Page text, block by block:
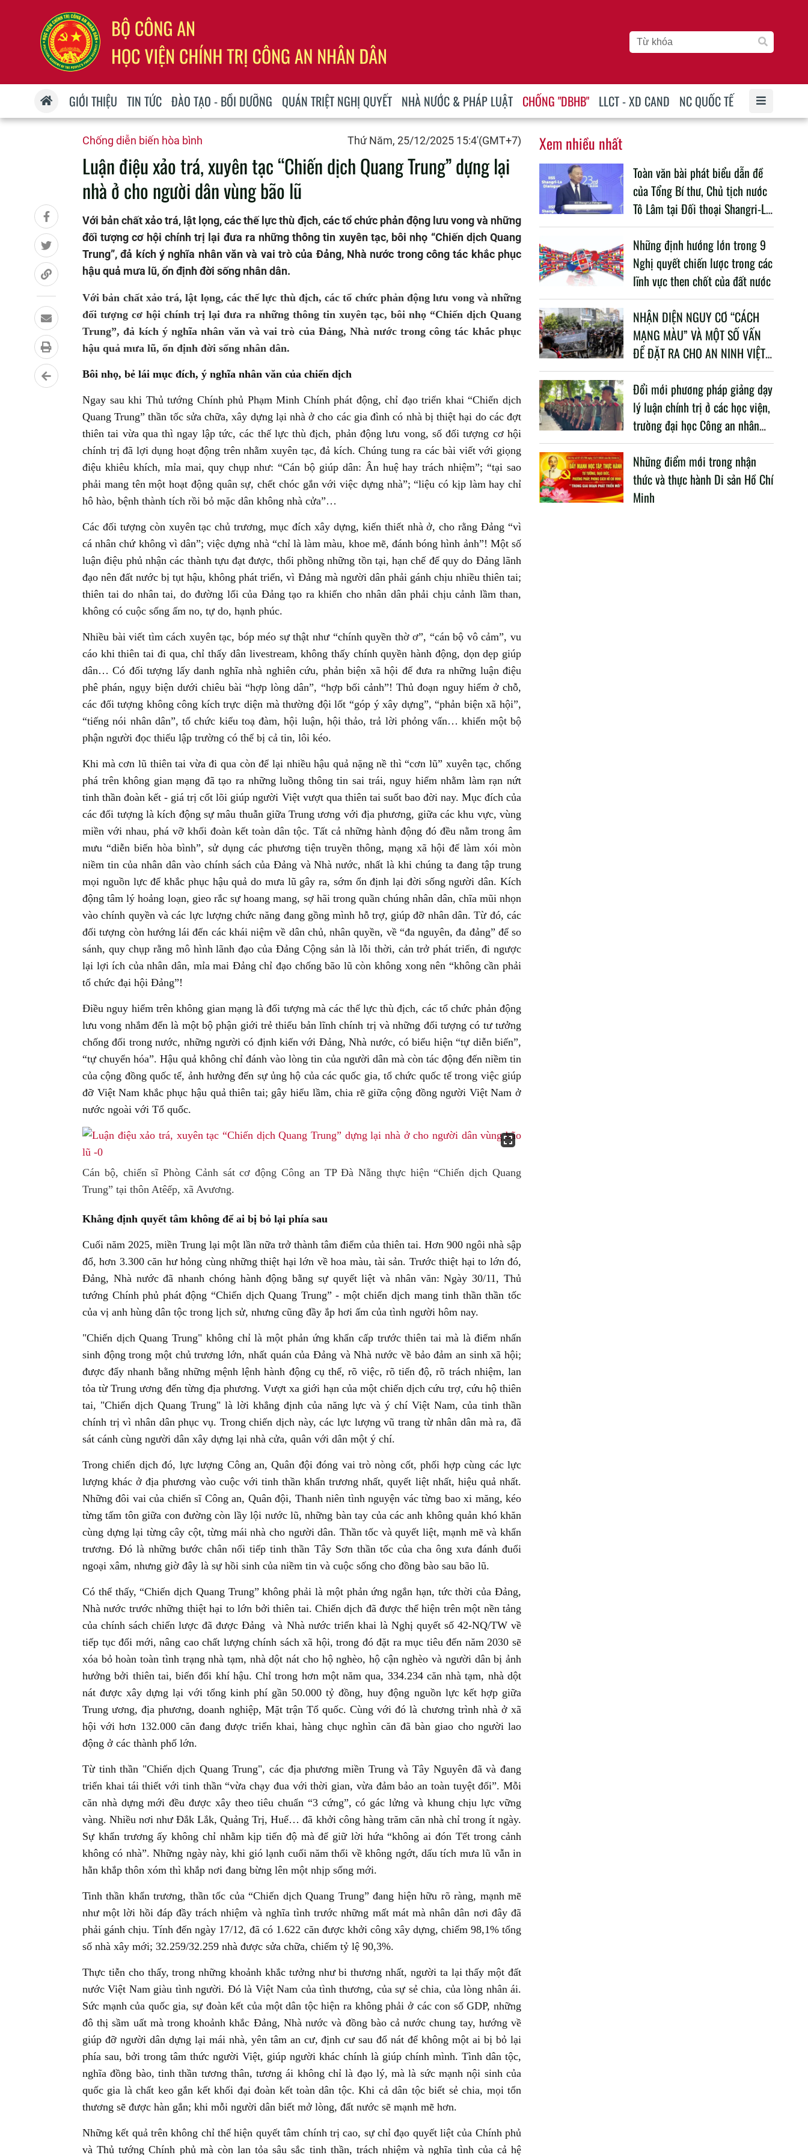
GIỚI THIỆU TIN TỨC ĐÀO TẠO - BỒI DƯỠNG QUÁN TRIỆT NGHỊ QUYẾT NHÀ NƯỚC & PHÁP LUẬT CHỐNG "DBHB" LLCT - XD CAND NC QUỐC TẾ
Chống diễn biến hòa bình Thứ Năm, 25/12/2025 15:4'(GMT+7)
Luận điệu xảo trá, xuyên tạc “Chiến dịch Quang Trung” dựng lại
nhà ở cho người dân vùng bão lũ
Với bản chất xảo trá, lật lọng, các thế lực thù địch, các tổ chức phản động lưu vong và những
đối tượng cơ hội chính trị lại đưa ra những thông tin xuyên tạc, bôi nhọ “Chiến dịch Quang
Trung”, đả kích ý nghĩa nhân văn và vai trò của Đảng, Nhà nước trong công tác khắc phục
hậu quả mưa lũ, ổn định đời sống nhân dân.
Với bản chất xảo trá, lật lọng, các thế lực thù địch, các tổ chức phản động lưu vong và những
đối tượng cơ hội chính trị lại đưa ra những thông tin xuyên tạc, bôi nhọ “Chiến dịch Quang
Trung”, đả kích ý nghĩa nhân văn và vai trò của Đảng, Nhà nước trong công tác khắc phục
hậu quả mưa lũ, ổn định đời sống nhân dân.
Bôi nhọ, bẻ lái mục đích, ý nghĩa nhân văn của chiến dịch
Ngay sau khi Thủ tướng Chính phủ Phạm Minh Chính phát động, chỉ đạo triển khai “Chiến dịch
Quang Trung” thần tốc sửa chữa, xây dựng lại nhà ở cho các gia đình có nhà bị thiệt hại do các đợt
thiên tai vừa qua thì ngay lập tức, các thế lực thù địch, phản động lưu vong, số đối tượng cơ hội
chính trị đã lợi dụng hoạt động trên nhằm xuyên tạc, đả kích. Chúng tung ra các bài viết với giọng
điệu khiêu khích, mỉa mai, quy chụp như: “Cán bộ giúp dân: Ân huệ hay trách nhiệm”; “tại sao
phải mang tên một hoạt động quân sự, chết chóc gắn với việc dựng nhà”; “liệu có kịp làm hay chỉ
hô hào, bệnh thành tích rồi bỏ mặc dân không nhà cửa”…
Các đối tượng còn xuyên tạc chủ trương, mục đích xây dựng, kiến thiết nhà ở, cho rằng Đảng “vì
cá nhân chứ không vì dân”; việc dựng nhà “chỉ là làm màu, khoe mẽ, đánh bóng hình ảnh”! Một số
luận điệu phủ nhận các thành tựu đạt được, thổi phồng những tồn tại, hạn chế để quy do Đảng lãnh
đạo nên đất nước bị tụt hậu, không phát triển, vì Đảng mà người dân phải gánh chịu nhiều thiên tai;
thiên tai do nhân tai, do đường lối của Đảng tạo ra khiến cho nhân dân phải chịu cảnh lầm than,
không có cuộc sống ấm no, tự do, hạnh phúc.
Nhiều bài viết tìm cách xuyên tạc, bóp méo sự thật như “chính quyền thờ ơ”, “cán bộ vô cảm”, vu
cáo khi thiên tai đi qua, chỉ thấy dân livestream, không thấy chính quyền hành động, dọn dẹp giúp
dân… Có đối tượng lấy danh nghĩa nhà nghiên cứu, phản biện xã hội để đưa ra những luận điệu
phê phán, ngụy biện dưới chiêu bài “hợp lòng dân”, “hợp bối cảnh”! Thủ đoạn nguy hiểm ở chỗ,
các đối tượng không công kích trực diện mà thường đội lốt “góp ý xây dựng”, “phản biện xã hội”,
“tiếng nói nhân dân”, tổ chức kiểu toạ đàm, hội luận, hội thảo, trả lời phỏng vấn… khiến một bộ
phận người đọc thiếu lập trường có thể bị cả tin, lôi kéo.
Khi mà cơn lũ thiên tai vừa đi qua còn để lại nhiều hậu quả nặng nề thì “cơn lũ” xuyên tạc, chống
phá trên không gian mạng đã tạo ra những luồng thông tin sai trái, nguy hiểm nhằm làm rạn nứt
tinh thần đoàn kết - giá trị cốt lõi giúp người Việt vượt qua thiên tai suốt bao đời nay. Mục đích của
các đối tượng là kích động sự mâu thuẫn giữa Trung ương với địa phương, giữa các khu vực, vùng
miền với nhau, phá vỡ khối đoàn kết toàn dân tộc. Tất cả những hành động đó đều nằm trong âm
mưu “diễn biến hòa bình”, sử dụng các phương tiện truyền thông, mạng xã hội để làm xói mòn
niềm tin của nhân dân vào chính sách của Đảng và Nhà nước, nhất là khi chúng ta đang tập trung
mọi nguồn lực để khắc phục hậu quả do mưa lũ gây ra, sớm ổn định lại đời sống người dân. Kích
động tâm lý hoảng loạn, gieo rắc sự hoang mang, sợ hãi trong quần chúng nhân dân, chĩa mũi nhọn
vào chính quyền và các lực lượng chức năng đang gồng mình hỗ trợ, giúp đỡ nhân dân. Từ đó, các
đối tượng còn hướng lái đến các khái niệm về dân chủ, nhân quyền, về “đa nguyên, đa đảng” để so
sánh, quy chụp rằng mô hình lãnh đạo của Đảng Cộng sản là lỗi thời, cản trở phát triển, đi ngược
lại lợi ích của nhân dân, mỉa mai Đảng chỉ đạo chống bão lũ còn không xong nên “không cần phải
tổ chức đại hội Đảng”!
Điều nguy hiểm trên không gian mạng là đối tượng mà các thế lực thù địch, các tổ chức phản động
lưu vong nhắm đến là một bộ phận giới trẻ thiếu bản lĩnh chính trị và những đối tượng có tư tưởng
chống đối trong nước, những người có định kiến với Đảng, Nhà nước, có biểu hiện “tự diễn biến”,
“tự chuyển hóa”. Hậu quả không chỉ đánh vào lòng tin của người dân mà còn tác động đến niềm tin
của cộng đồng quốc tế, ảnh hưởng đến sự ủng hộ của các quốc gia, tổ chức quốc tế trong việc giúp
đỡ Việt Nam khắc phục hậu quả thiên tai; gây hiểu lầm, chia rẽ giữa cộng đồng người Việt Nam ở
nước ngoài với Tổ quốc.
Cán bộ, chiến sĩ Phòng Cảnh sát cơ động Công an TP Đà Nẵng thực hiện “Chiến dịch Quang
Trung” tại thôn Atêếp, xã Avương.
Khẳng định quyết tâm không để ai bị bỏ lại phía sau
Cuối năm 2025, miền Trung lại một lần nữa trở thành tâm điểm của thiên tai. Hơn 900 ngôi nhà sập
đổ, hơn 3.300 căn hư hỏng cùng những thiệt hại lớn về hoa màu, tài sản. Trước thiệt hại to lớn đó,
Đảng, Nhà nước đã nhanh chóng hành động bằng sự quyết liệt và nhân văn: Ngày 30/11, Thủ
tướng Chính phủ phát động “Chiến dịch Quang Trung” - một chiến dịch mang tinh thần thần tốc
của vị anh hùng dân tộc trong lịch sử, nhưng cũng đầy ắp hơi ấm của tình người hôm nay.
"Chiến dịch Quang Trung" không chỉ là một phản ứng khẩn cấp trước thiên tai mà là điểm nhấn
sinh động trong một chủ trương lớn, nhất quán của Đảng và Nhà nước về bảo đảm an sinh xã hội;
được đẩy nhanh bằng những mệnh lệnh hành động cụ thể, rõ việc, rõ tiến độ, rõ trách nhiệm, lan
tỏa từ Trung ương đến từng địa phương. Vượt xa giới hạn của một chiến dịch cứu trợ, cứu hộ thiên
tai, "Chiến dịch Quang Trung" là lời khẳng định của năng lực và ý chí Việt Nam, của tinh thần
chính trị vì nhân dân phục vụ. Trong chiến dịch này, các lực lượng vũ trang từ nhân dân mà ra, đã
sát cánh cùng người dân xây dựng lại nhà cửa, quân với dân một ý chí.
Trong chiến dịch đó, lực lượng Công an, Quân đội đóng vai trò nòng cốt, phối hợp cùng các lực
lượng khác ở địa phương vào cuộc với tinh thần khẩn trương nhất, quyết liệt nhất, hiệu quả nhất.
Những đôi vai của chiến sĩ Công an, Quân đội, Thanh niên tình nguyện vác từng bao xi măng, kéo
từng tấm tôn giữa con đường còn lầy lội nước lũ, những bàn tay của các anh không quản khó khăn
cùng dựng lại từng cây cột, từng mái nhà cho người dân. Thần tốc và quyết liệt, mạnh mẽ và khẩn
trương. Đó là những bước chân nối tiếp tinh thần Tây Sơn thần tốc của cha ông xưa đánh đuổi
ngoại xâm, nhưng giờ đây là sự hồi sinh của niềm tin và cuộc sống cho đồng bào sau bão lũ.
Có thể thấy, “Chiến dịch Quang Trung” không phải là một phản ứng ngắn hạn, tức thời của Đảng,
Nhà nước trước những thiệt hại to lớn bởi thiên tai. Chiến dịch đã được thể hiện trên một nền tảng
của chính sách chiến lược đã được Đảng và Nhà nước triển khai là Nghị quyết số 42-NQ/TW về
tiếp tục đổi mới, nâng cao chất lượng chính sách xã hội, trong đó đặt ra mục tiêu đến năm 2030 sẽ
xóa bỏ hoàn toàn tình trạng nhà tạm, nhà dột nát cho hộ nghèo, hộ cận nghèo và người dân bị ảnh
hưởng bởi thiên tai, biến đổi khí hậu. Chỉ trong hơn một năm qua, 334.234 căn nhà tạm, nhà dột
nát được xây dựng lại với tổng kinh phí gần 50.000 tỷ đồng, huy động nguồn lực kết hợp giữa
Trung ương, địa phương, doanh nghiệp, Mặt trận Tổ quốc. Cùng với đó là chương trình nhà ở xã
hội với hơn 132.000 căn đang được triển khai, hàng chục nghìn căn đã bàn giao cho người lao
động ở các thành phố lớn.
Từ tinh thần "Chiến dịch Quang Trung", các địa phương miền Trung và Tây Nguyên đã và đang
triển khai tái thiết với tinh thần “vừa chạy đua với thời gian, vừa đảm bảo an toàn tuyệt đối”. Mỗi
căn nhà dựng mới đều được xây theo tiêu chuẩn “3 cứng”, có gác lửng và khung chịu lực vững
vàng. Nhiều nơi như Đắk Lắk, Quảng Trị, Huế… đã khởi công hàng trăm căn nhà chỉ trong ít ngày.
Sự khẩn trương ấy không chỉ nhằm kịp tiến độ mà để giữ lời hứa “không ai đón Tết trong cảnh
không có nhà”. Những ngày này, khi gió lạnh cuối năm thổi về không ngớt, dấu tích mưa lũ vẫn in
hằn khắp thôn xóm thì khắp nơi đang bừng lên một nhịp sống mới.
Tinh thần khẩn trương, thần tốc của “Chiến dịch Quang Trung” đang hiện hữu rõ ràng, mạnh mẽ
như một lời hồi đáp đầy trách nhiệm và nghĩa tình trước những mất mát mà nhân dân nơi đây đã
phải gánh chịu. Tính đến ngày 17/12, đã có 1.622 căn được khởi công xây dựng, chiếm 98,1% tổng
số nhà xây mới; 32.259/32.259 nhà được sửa chữa, chiếm tỷ lệ 90,3%.
Thực tiễn cho thấy, trong những khoảnh khắc tưởng như bi thương nhất, người ta lại thấy một đất
nước Việt Nam giàu tình người. Đó là Việt Nam của tình thương, của sự sẻ chia, của lòng nhân ái.
Sức mạnh của quốc gia, sự đoàn kết của một dân tộc hiện ra không phải ở các con số GDP, những
đô thị sầm uất mà trong khoảnh khắc Đảng, Nhà nước và đồng bào cả nước chung tay, hướng về
giúp đỡ người dân dựng lại mái nhà, yên tâm an cư, định cư sau đổ nát để không một ai bị bỏ lại
phía sau, bởi trong tâm thức người Việt, giúp người khác chính là giúp chính mình. Tình dân tộc,
nghĩa đồng bào, tinh thần tương thân, tương ái không chỉ là đạo lý, mà là sức mạnh nội sinh của
quốc gia là chất keo gắn kết khối đại đoàn kết toàn dân tộc. Khi cả dân tộc biết sẻ chia, mọi tổn
thương sẽ được hàn gắn; khi mỗi người dân biết mở lòng, đất nước sẽ mạnh mẽ hơn.
Những kết quả trên không chỉ thể hiện quyết tâm chính trị cao, sự chỉ đạo quyết liệt của Chính phủ
và Thủ tướng Chính phủ mà còn lan tỏa sâu sắc tinh thần, trách nhiệm và nghĩa tình của cả hệ
Xem nhiều nhất
Toàn văn bài phát biểu dẫn đề
của Tổng Bí thư, Chủ tịch nước
Tô Lâm tại Đối thoại Shangri-La
lần thứ 23
Những định hướng lớn trong 9
Nghị quyết chiến lược trong các
lĩnh vực then chốt của đất nước
NHẬN DIỆN NGUY CƠ “CÁCH
MẠNG MÀU” VÀ MỘT SỐ VẤN
ĐỀ ĐẶT RA CHO AN NINH VIỆT
NAM TRONG BỐI CẢNH HIỆN
NAY
Đổi mới phương pháp giảng dạy
lý luận chính trị ở các học viện,
trường đại học Công an nhân
dân trong Cách mạng công
nghiệp lần thứ tư
Những điểm mới trong nhận
thức và thực hành Di sản Hồ Chí
Minh